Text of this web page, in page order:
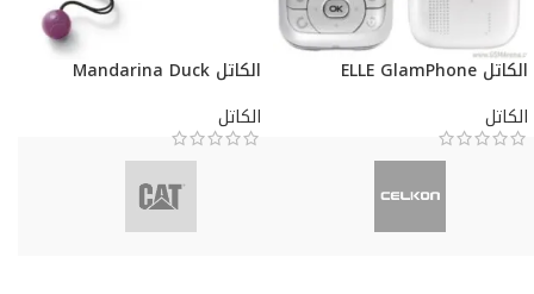
الكاتل ELLE GlamPhone
الكاتل
الكاتل Mandarina Duck
الكاتل